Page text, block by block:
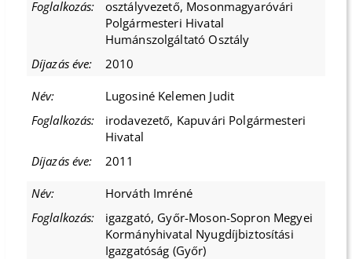
osztályvezető, Mosonmagyaróvári
Polgármesteri Hivatal
Humánszolgáltató Osztály
2010
Lugosiné Kelemen Judit
irodavezető, Kapuvári Polgármesteri
Hivatal
2011
Horváth Imréné
igazgató, Győr-Moson-Sopron Megyei
Kormányhivatal Nyugdíjbiztosítási
Igazgatóság (Győr)